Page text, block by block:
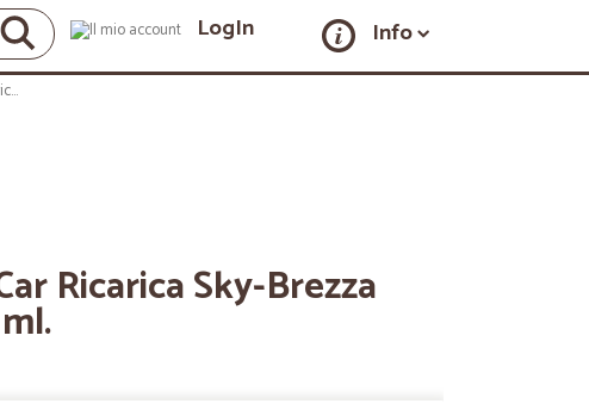
LogIn Info
Ambi Pur Car Ricarica Sky-Brezza Leggera 7 ml.
Ricarica Sky-Brezza